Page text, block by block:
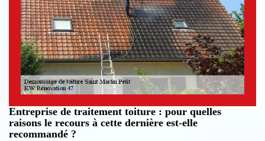
Entreprise de traitement toiture : pour quelles
raisons le recours à cette dernière est-elle
recommandé ?